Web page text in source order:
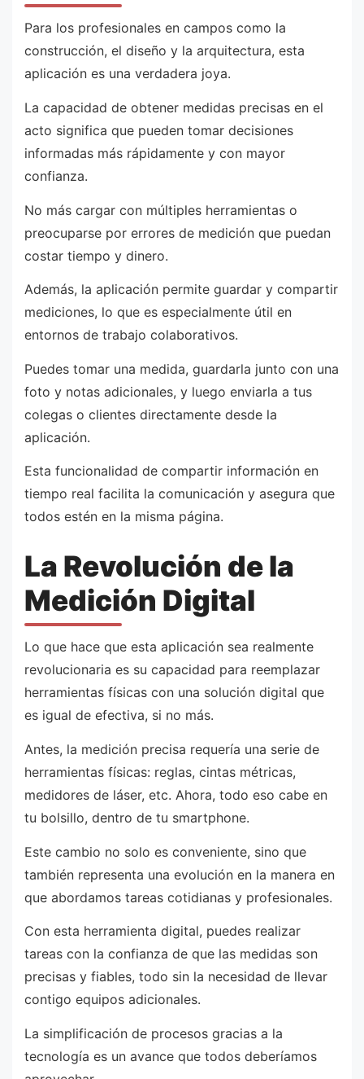
Para los profesionales en campos como la
construcción, el diseño y la arquitectura, esta
aplicación es una verdadera joya.
La capacidad de obtener medidas precisas en el
acto significa que pueden tomar decisiones
informadas más rápidamente y con mayor
confianza.
No más cargar con múltiples herramientas o
preocuparse por errores de medición que puedan
costar tiempo y dinero.
Además, la aplicación permite guardar y compartir
mediciones, lo que es especialmente útil en
entornos de trabajo colaborativos.
Puedes tomar una medida, guardarla junto con una
foto y notas adicionales, y luego enviarla a tus
colegas o clientes directamente desde la
aplicación.
Esta funcionalidad de compartir información en
tiempo real facilita la comunicación y asegura que
todos estén en la misma página.
La Revolución de la
Medición Digital
Lo que hace que esta aplicación sea realmente
revolucionaria es su capacidad para reemplazar
herramientas físicas con una solución digital que
es igual de efectiva, si no más.
Antes, la medición precisa requería una serie de
herramientas físicas: reglas, cintas métricas,
medidores de láser, etc. Ahora, todo eso cabe en
tu bolsillo, dentro de tu smartphone.
Este cambio no solo es conveniente, sino que
también representa una evolución en la manera en
que abordamos tareas cotidianas y profesionales.
Con esta herramienta digital, puedes realizar
tareas con la confianza de que las medidas son
precisas y fiables, todo sin la necesidad de llevar
contigo equipos adicionales.
La simplificación de procesos gracias a la
tecnología es un avance que todos deberíamos